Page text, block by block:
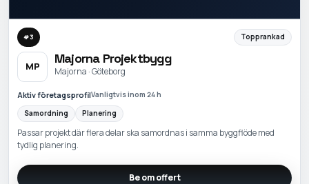
#3 Topprankad
MP
Majorna Projektbygg
Majorna · Göteborg
Aktiv företagsprofilVanligtvis inom 24 h
Samordning
Planering
Passar projekt där flera delar ska samordnas i samma byggflöde med
tydlig planering.
Be om offert